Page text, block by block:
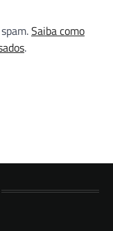
Saiba como
.